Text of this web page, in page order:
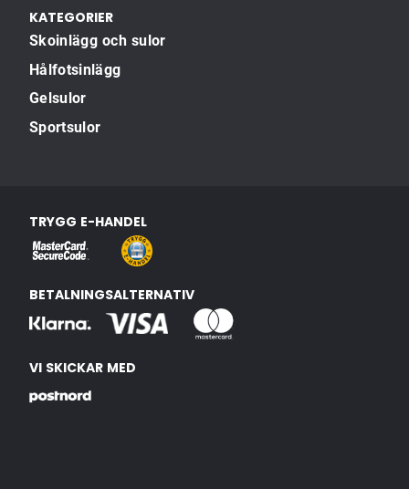
KATEGORIER
Skoinlägg och sulor
Hålfotsinlägg
Gelsulor
Sportsulor
TRYGG E-HANDEL
BETALNINGSALTERNATIV
VI SKICKAR MED